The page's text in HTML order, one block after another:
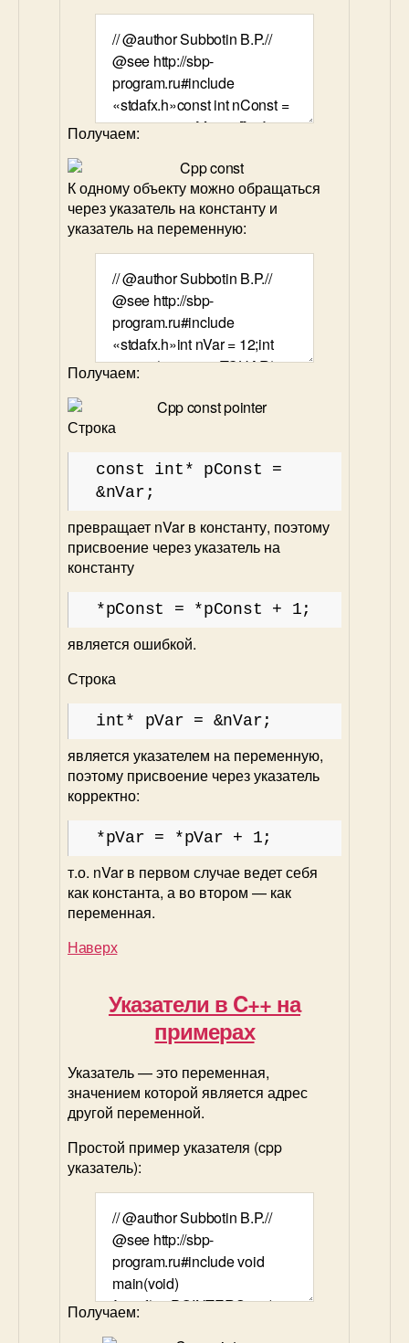
Получаем:
К одному объекту можно обращаться
через указатель на константу и
указатель на переменную:
Получаем:
Строка
const int* pConst =
&nVar;
превращает nVar в константу, поэтому
присвоение через указатель на
константу
*pConst = *pConst + 1;
является ошибкой.
Строка
int* pVar = &nVar;
является указателем на переменную,
поэтому присвоение через указатель
корректно:
*pVar = *pVar + 1;
т.о. nVar в первом случае ведет себя
как константа, а во втором — как
переменная.
Наверх
Указатели в C++ на
примерах
Указатель — это переменная,
значением которой является адрес
другой переменной.
Простой пример указателя (cpp
указатель):
Получаем: